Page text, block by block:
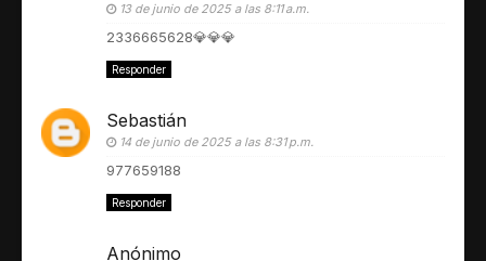
13 de junio de 2025 a las 8:11 a.m.
2336665628💎💎💎
Responder
Sebastián
14 de junio de 2025 a las 8:31 p.m.
977659188
Responder
Anónimo